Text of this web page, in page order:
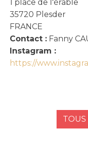
1 place de l'érable
35720 Plesder
FRANCE
Contact : Fanny
Instagram :
https://
TOUS